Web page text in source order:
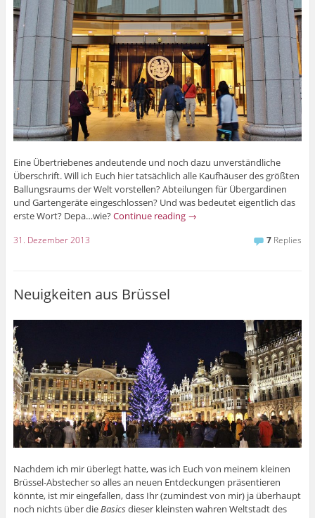
Eine Übertriebenes andeutende und noch dazu unverständliche
Überschrift. Will ich Euch hier tatsächlich alle Kaufhäuser des größten
Ballungsraums der Welt vorstellen? Abteilungen für Übergardinen
und Gartengeräte eingeschlossen? Und was bedeutet eigentlich das
erste Wort? Depa…wie?Continue reading →
31. Dezember 2013 7 Replies
Neuigkeiten aus Brüssel
Nachdem ich mir überlegt hatte, was ich Euch von meinem kleinen
Brüssel-Abstecher so alles an neuen Entdeckungen präsentieren
könnte, ist mir eingefallen, dass Ihr (zumindest von mir) ja überhaupt
noch nichts über dieBasicsdieser kleinsten wahren Weltstadt des